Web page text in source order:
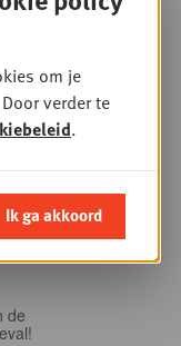
de
om je
verder te
.
Ik ga akkoord